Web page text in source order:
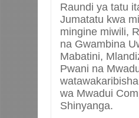
Raundi ya tatu
Jumatatu kwa
mingine miwili,
na Gwambina
Mabatini,
Pwani na
wa Mwadui
Shinyanga.